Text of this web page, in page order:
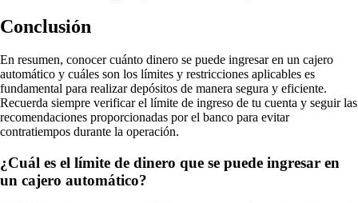
Conclusión
En resumen, conocer cuánto dinero se puede ingresar en un cajero
automático y cuáles son los límites y restricciones aplicables es
fundamental para realizar depósitos de manera segura y eficiente.
Recuerda siempre verificar el límite de ingreso de tu cuenta y seguir las
recomendaciones proporcionadas por el banco para evitar
contratiempos durante la operación.
¿Cuál es el límite de dinero que se puede ingresar en
un cajero automático?